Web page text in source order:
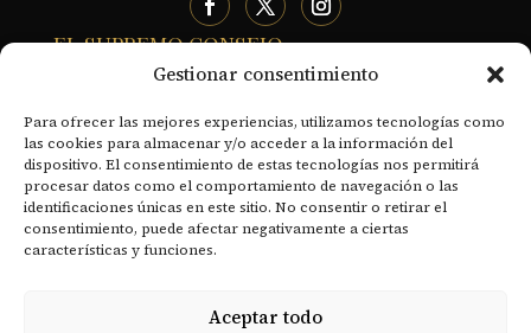
Gestionar consentimiento
Para ofrecer las mejores experiencias, utilizamos tecnologías como
las cookies para almacenar y/o acceder a la información del
dispositivo. El consentimiento de estas tecnologías nos permitirá
procesar datos como el comportamiento de navegación o las
identificaciones únicas en este sitio. No consentir o retirar el
consentimiento, puede afectar negativamente a ciertas
características y funciones.
Aceptar todo
EL SUPREMO CONSEJO
- Organización territorial
- Declaración de principios
- Sentido y Misión del Rito Escocés
- Soberanos Grandes Comendadores